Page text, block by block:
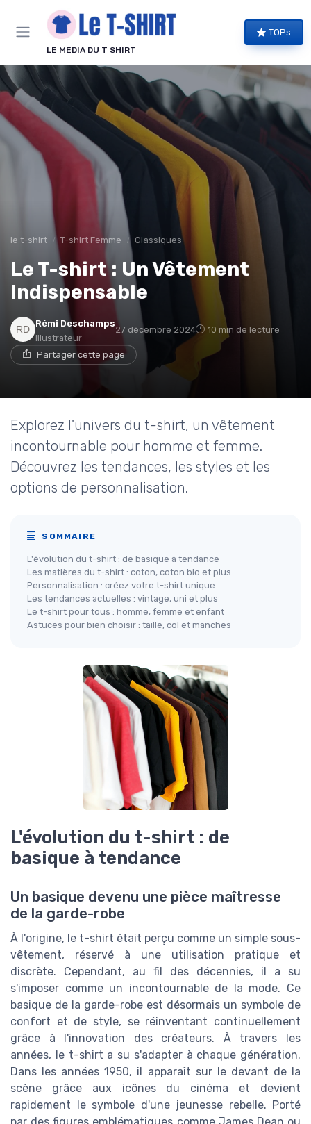
LE MEDIA DU T SHIRT
TOPs
le t-shirt T-shirt Femme Classiques
Le T-shirt : Un Vêtement
Indispensable
Rémi Deschamps
Illustrateur
27 décembre 2024 10 min de lecture
Partager cette page
Explorez l'univers du t-shirt, un vêtement
incontournable pour homme et femme.
Découvrez les tendances, les styles et les
options de personnalisation.
SOMMAIRE
L'évolution du t-shirt : de basique à tendance
Les matières du t-shirt : coton, coton bio et plus
Personnalisation : créez votre t-shirt unique
Les tendances actuelles : vintage, uni et plus
Le t-shirt pour tous : homme, femme et enfant
Astuces pour bien choisir : taille, col et manches
L'évolution du t-shirt : de
basique à tendance
Un basique devenu une pièce maîtresse
de la garde-robe
À l'origine, le t-shirt était perçu comme un simple sous-
vêtement, réservé à une utilisation pratique et
discrète. Cependant, au fil des décennies, il a su
s'imposer comme un incontournable de la mode. Ce
basique de la garde-robe est désormais un symbole de
confort et de style, se réinventant continuellement
grâce à l'innovation des créateurs. À travers les
années, le t-shirt a su s'adapter à chaque génération.
Dans les années 1950, il apparaît sur le devant de la
scène grâce aux icônes du cinéma et devient
rapidement le symbole d'une jeunesse rebelle. Porté
Panneau de gestion des cookies